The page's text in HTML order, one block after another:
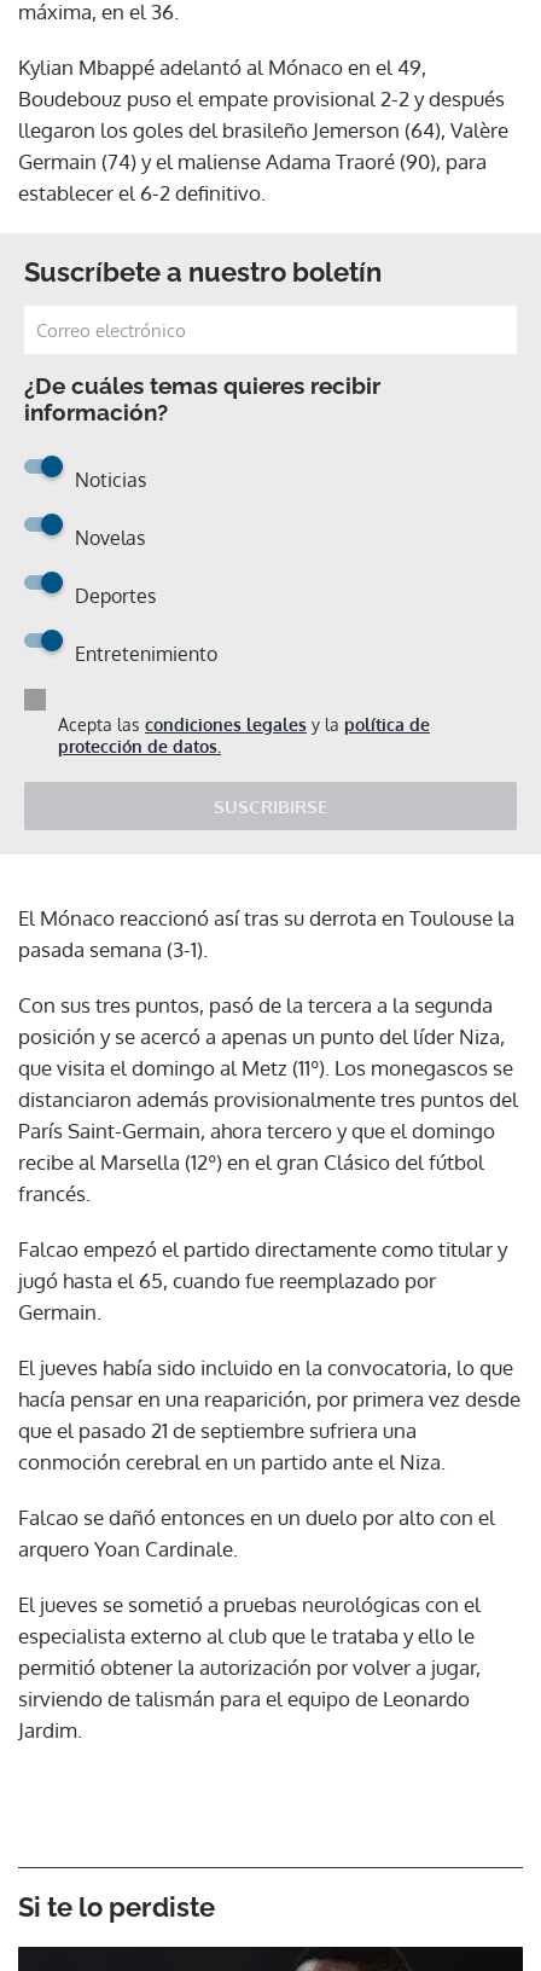
máxima, en el 36.
Kylian Mbappé adelantó al Mónaco en el 49,
Boudebouz puso el empate provisional 2-2 y después
llegaron los goles del brasileño Jemerson (64), Valère
Germain (74) y el maliense Adama Traoré (90), para
establecer el 6-2 definitivo.
Suscríbete a nuestro boletín
¿De cuáles temas quieres recibir
información?
Noticias
Novelas
Deportes
Entretenimiento
Acepta las condiciones legales y la política de
protección de datos.
SUSCRIBIRSE
El Mónaco reaccionó así tras su derrota en Toulouse la
pasada semana (3-1).
Con sus tres puntos, pasó de la tercera a la segunda
posición y se acercó a apenas un punto del líder Niza,
que visita el domingo al Metz (11º). Los monegascos se
distanciaron además provisionalmente tres puntos del
París Saint-Germain, ahora tercero y que el domingo
recibe al Marsella (12º) en el gran Clásico del fútbol
francés.
Falcao empezó el partido directamente como titular y
jugó hasta el 65, cuando fue reemplazado por
Germain.
El jueves había sido incluido en la convocatoria, lo que
hacía pensar en una reaparición, por primera vez desde
que el pasado 21 de septiembre sufriera una
conmoción cerebral en un partido ante el Niza.
Falcao se dañó entonces en un duelo por alto con el
arquero Yoan Cardinale.
El jueves se sometió a pruebas neurológicas con el
especialista externo al club que le trataba y ello le
permitió obtener la autorización por volver a jugar,
sirviendo de talismán para el equipo de Leonardo
Jardim.
Si te lo perdiste